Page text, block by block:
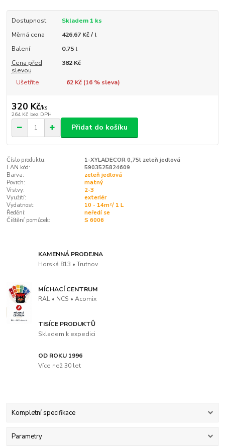
Dostupnost
Skladem 1 ks
Měrná cena
426,67 Kč / l
Balení
0.75 l
Cena před
slevou
382 Kč
Ušetříte 62 Kč (16% sleva)
320 Kč/ks
264 Kč bez DPH
Přidat do košíku
Číslo produktu:
1-XYLADECOR 0,75l zeleň jedlová
EAN kód:
5903525824609
Barva:
zeleň jedlová
Povrch:
matný
Vrstvy:
2-3
Využití:
exteriér
Vydatnost:
10 - 14m²/ 1 L
Ředění:
neředí se
Čištění pomůcek:
S 6006
KAMENNÁ PRODEJNA
Horská 813 • Trutnov
MÍCHACÍ CENTRUM
RAL • NCS • Acomix
TISÍCE PRODUKTŮ
Skladem k expedici
OD ROKU 1996
Více než 30 let
Kompletní specifikace
Parametry